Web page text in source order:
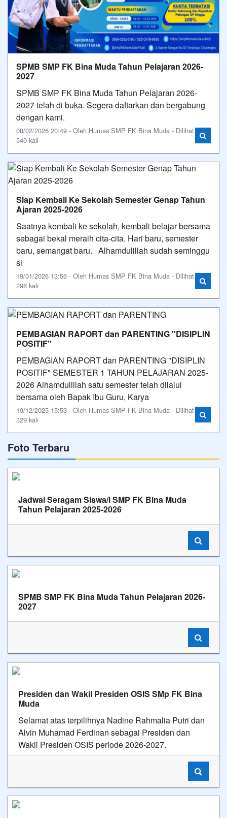
SPMB SMP FK Bina Muda Tahun Pelajaran 2026-
2027
SPMB SMP FK Bina Muda Tahun Pelajaran 2026-
2027 telah di buka. Segera daftarkan dan bergabung
dengan kami.
08/02/2026 20:49 - Oleh Humas SMP FK Bina Muda - Dilihat
540 kali
Siap Kembali Ke Sekolah Semester Genap Tahun
Ajaran 2025-2026
Saatnya kembali ke sekolah, kembali belajar bersama
sebagai bekal meraih cita-cita. Hari baru, semester
baru, semangat baru. Alhamdulillah sudah seminggu
si
19/01/2026 13:56 - Oleh Humas SMP FK Bina Muda - Dilihat
298 kali
PEMBAGIAN RAPORT dan PARENTING "DISIPLIN
POSITIF"
PEMBAGIAN RAPORT dan PARENTING "DISIPLIN
POSITIF" SEMESTER 1 TAHUN PELAJARAN 2025-
2026 Alhamdulillah satu semester telah dilalui
bersama oleh Bapak Ibu Guru, Karya
19/12/2025 15:53 - Oleh Humas SMP FK Bina Muda - Dilihat
329 kali
Foto Terbaru
Jadwal Seragam Siswa/i SMP FK Bina Muda
Tahun Pelajaran 2025-2026
SPMB SMP FK Bina Muda Tahun Pelajaran 2026-
2027
Presiden dan Wakil Presiden OSIS SMp FK Bina
Muda
Selamat atas terpilihnya Nadine Rahmalia Putri dan
Alvin Muhamad Ferdinan sebagai Presiden dan
Wakil Presiden OSIS periode 2026-2027.